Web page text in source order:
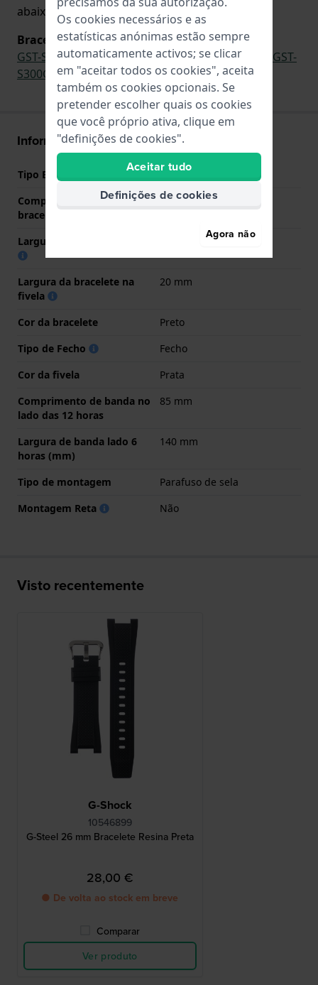
abaixo.
Bracelete original para
GST-S300-1A,GST-S300G-1A1,GST-S300G-1A2
GST-
S300G-1A9 ,GST-S310-1A
Informações bracelete
Tipo Bracelete
Resina
Comprimento do pino (da
bracelete)
26 mm
Largura das extremidades
Largura da bracelete na
fivela
20 mm
Cor da bracelete
Preto
Tipo de Fecho
Fecho
Cor da fivela
Prata
Comprimento de banda no
lado das 12 horas
85 mm
Largura de banda lado 6
horas (mm)
140 mm
Tipo de montagem
Parafuso de sela
Montagem Reta
Não
Visto recentemente
G-Shock
10546899
G-Steel 26 mm Bracelete Resina Preta
28,00 €
● De volta ao stock em breve
Comparar
Ver produto
Os cookies necessários e as
estatísticas anónimas estão sempre
automaticamente activos; se clicar
em "aceitar todos os cookies", aceita
também os cookies opcionais. Se
pretender escolher quais os cookies
que você próprio ativa, clique em
"definições de cookies".
Aceitar tudo
Definições de cookies
Agora não